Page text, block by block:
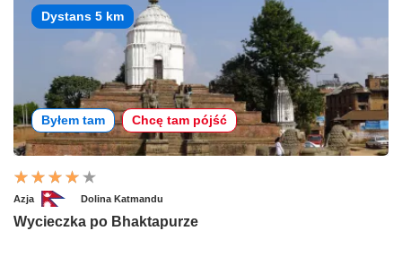
Dystans 5 km
Byłem tam Chcę tam pójść
Azja Dolina Katmandu
Wycieczka po Bhaktapurze